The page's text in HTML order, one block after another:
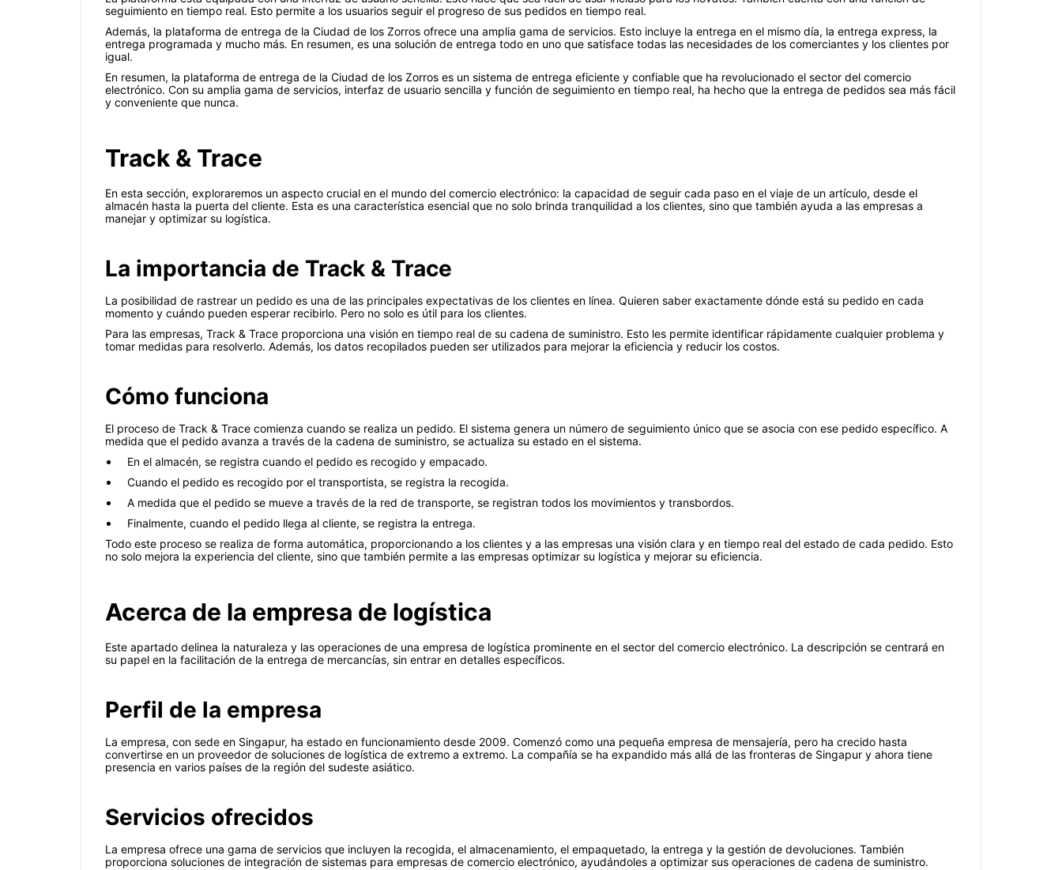
seguimiento en tiempo real. Esto permite a los usuarios seguir el progreso de sus pedidos en tiempo real.
Además, la plataforma de entrega de la Ciudad de los Zorros ofrece una amplia gama de servicios. Esto incluye la entrega en el mismo día, la entrega express, la
entrega programada y mucho más. En resumen, es una solución de entrega todo en uno que satisface todas las necesidades de los comerciantes y los clientes por
igual.
En resumen, la plataforma de entrega de la Ciudad de los Zorros es un sistema de entrega eficiente y confiable que ha revolucionado el sector del comercio
electrónico. Con su amplia gama de servicios, interfaz de usuario sencilla y función de seguimiento en tiempo real, ha hecho que la entrega de pedidos sea más fácil
y conveniente que nunca.
Track & Trace
En esta sección, exploraremos un aspecto crucial en el mundo del comercio electrónico: la capacidad de seguir cada paso en el viaje de un artículo, desde el
almacén hasta la puerta del cliente. Esta es una característica esencial que no solo brinda tranquilidad a los clientes, sino que también ayuda a las empresas a
manejar y optimizar su logística.
La importancia de Track & Trace
La posibilidad de rastrear un pedido es una de las principales expectativas de los clientes en línea. Quieren saber exactamente dónde está su pedido en cada
momento y cuándo pueden esperar recibirlo. Pero no solo es útil para los clientes.
Para las empresas, Track & Trace proporciona una visión en tiempo real de su cadena de suministro. Esto les permite identificar rápidamente cualquier problema y
tomar medidas para resolverlo. Además, los datos recopilados pueden ser utilizados para mejorar la eficiencia y reducir los costos.
Cómo funciona
El proceso de Track & Trace comienza cuando se realiza un pedido. El sistema genera un número de seguimiento único que se asocia con ese pedido específico. A
medida que el pedido avanza a través de la cadena de suministro, se actualiza su estado en el sistema.
En el almacén, se registra cuando el pedido es recogido y empacado.
Cuando el pedido es recogido por el transportista, se registra la recogida.
A medida que el pedido se mueve a través de la red de transporte, se registran todos los movimientos y transbordos.
Finalmente, cuando el pedido llega al cliente, se registra la entrega.
Todo este proceso se realiza de forma automática, proporcionando a los clientes y a las empresas una visión clara y en tiempo real del estado de cada pedido. Esto
no solo mejora la experiencia del cliente, sino que también permite a las empresas optimizar su logística y mejorar su eficiencia.
Acerca de la empresa de logística
Este apartado delinea la naturaleza y las operaciones de una empresa de logística prominente en el sector del comercio electrónico. La descripción se centrará en
su papel en la facilitación de la entrega de mercancías, sin entrar en detalles específicos.
Perfil de la empresa
La empresa, con sede en Singapur, ha estado en funcionamiento desde 2009. Comenzó como una pequeña empresa de mensajería, pero ha crecido hasta
convertirse en un proveedor de soluciones de logística de extremo a extremo. La compañía se ha expandido más allá de las fronteras de Singapur y ahora tiene
presencia en varios países de la región del sudeste asiático.
Servicios ofrecidos
La empresa ofrece una gama de servicios que incluyen la recogida, el almacenamiento, el empaquetado, la entrega y la gestión de devoluciones. También
proporciona soluciones de integración de sistemas para empresas de comercio electrónico, ayudándoles a optimizar sus operaciones de cadena de suministro.